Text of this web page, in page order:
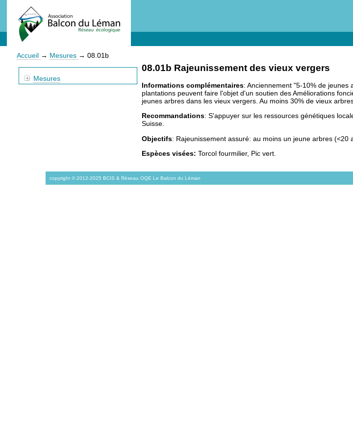
Accueil → Mesures → 08.01b
Mesures
08.01b Rajeunissement des vieux vergers
Informations complémentaires: Anciennement "5-10% de jeunes
plantations peuvent faire l'objet d'un soutien des Améliorations
jeunes arbres dans les vieux vergers. Au moins 30% de vieux
Recommandations: S'appuyer sur les ressources génétiques
Suisse.
Objectifs: Rajeunissement assuré: au moins un jeune arbres (<20
Espèces visées: Torcol fourmilier, Pic vert.
copyright © 2012-2025 BCIS & Réseau OQE Le Balcon du Léman